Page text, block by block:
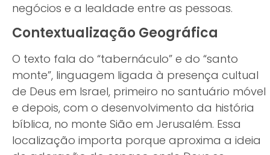
negócios e a lealdade entre as pessoas.
Contextualização Geográfica
O texto fala do “tabernáculo” e do “santo
monte”, linguagem ligada à presença cultual
de Deus em Israel, primeiro no santuário móvel
e depois, com o desenvolvimento da história
bíblica, no monte Sião em Jerusalém. Essa
localização importa porque aproxima a ideia